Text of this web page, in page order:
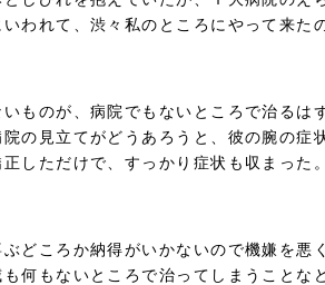
われて、渋々私のところにやって来た
ものが、病院でもないところで治るは
の見立てがどうあろうと、彼の腕の症
しただけで、すっかり症状も収まった。
どころか納得がいかないので機嫌を悪
何もないところで治ってしまうことな